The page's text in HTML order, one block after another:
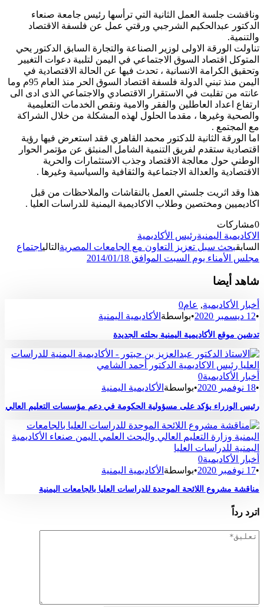
وناقشت جلسة العمل الثانية التي ترأسها رئيس جامعة صنعاء
الدكتور عبدالحكيم الشرجبي ورقتي عمل عن فلسفة الاقتصاد
والتنمية.
تناولت الورقة الاولى لوزير الصناعة والتجارة السابق الدكتور يحي
المتوكل اقتصاد السوق الاجتماعي في اليمن لتلبية دعوات التغيير
وتحقيق الكرامة الانسانية ، تحدث فيها عن الحالة الاقتصادية في
اليمن منذ تبني الدولة فلسفة اقتصاد السوق الحر منذ العام 95م وما
عانته من تقلبت في الاستقرار الاقتصادي والاجتماعي الذى ادى الى
ارتفاع اعداد العاطلين والفقر والامية ونقص الخدمات التعليمية
والصحية وغيرها ، مقدما الحلول لهذه المشكلة من خلال الشراكة
مع المجتمع .
اما الورقة الثانية للدكتور محمد القاهري فقد استعرض فيها رؤية
اقتصادية ستقدم لفريق التنمية الشامل المنبثق عن مؤتمر الحوار
الوطني حول معالجة الاقتصاد وجذب الاستثمارات والحرية
الاقتصادية والعدالة الاجتماعية والثقافية والسياسية وغيرها .
هذا وقد اثريت جلستي العمل بالنقاشات والملاحظات من قبل
اكاديميين ومختصين وطلاب الاكاديمية اليمنية للدراسات العليا .
0مشاركات
الاكاديمية اليمنيةرئيس الأكاديمية
السابقبحث سبل تعزيز التعاون مع الجامعات المصرية التالياجتماع
مجلس الأمناء يوم السبت الموافق 2014/01/18
شاهد أيضا
أخبار الأكاديمية, عام0
•12 ديسمبر 2020 •بواسطة الأكاديمية اليمنية
تدشين موقع الأكاديمية اليمنية بحلته الجديدة
أخبار الأكاديمية0
•18 نوفمبر 2020 •بواسطة الأكاديمية اليمنية
رئيس الوزراء يؤكد على مسؤولية الحكومة في دعم مؤسسات التعليم العالي
أخبار الأكاديمية0
•17 نوفمبر 2020 •بواسطة الأكاديمية اليمنية
مناقشة مشروع اللائحة الموحدة للدراسات العليا بالجامعات اليمنية
اترد رداً